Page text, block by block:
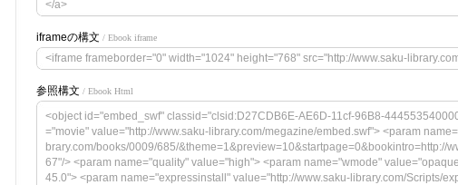
</a>
iframeの構文 / Ebook iframe
<iframe frameborder="0" width="1024" height="768" src="http://www.saku-
参照構文 / Ebook Html
<object id="embed_swf" classid="clsid:D27CDB6E-AE6D-11cf-96B8-
="movie" value="http://www.saku-library.com/megazine/embed.swf"> <param
brary.com/books/0009/685/&theme=1&preview=10&startpage=0&bookintro=http://
67"/> <param name="quality" value="high"> <param name="wmode"
45.0"> <param name="expressinstall" value="http://www.saku-library.com/Scripts/